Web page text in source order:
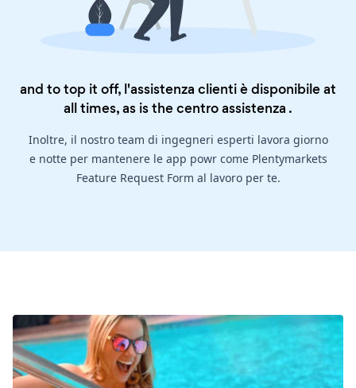
and to top it off, l'assistenza clienti è disponibile at
all times, as is thecentro assistenza .
Inoltre, il nostro team di ingegneri esperti lavora giorno
e notte per mantenere le app powr come Plentymarkets
Feature Request Form al lavoro per te.